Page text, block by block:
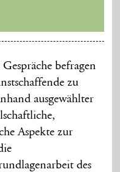
befragen
zu
ausgewählter
Aspekte zur
des